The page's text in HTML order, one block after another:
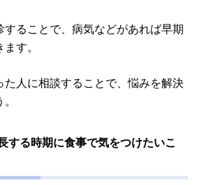
することで、病気などがあれば早期
す。
た人に相談することで、悩みを解決
する時期に食事で気をつけたいこ